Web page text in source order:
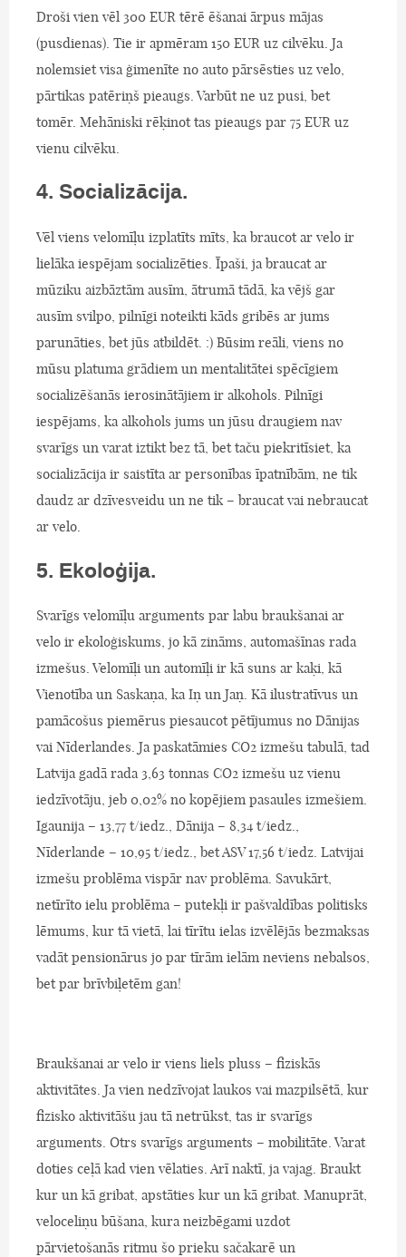
Droši vien vēl 300 EUR tērē ēšanai ārpus mājas
(pusdienas). Tie ir apmēram 150 EUR uz cilvēku. Ja
nolemsiet visa ģimenīte no auto pārsēsties uz velo,
pārtikas patēriņš pieaugs. Varbūt ne uz pusi, bet
tomēr. Mehāniski rēķinot tas pieaugs par 75 EUR uz
vienu cilvēku.
4. Socializācija.
Vēl viens velomīļu izplatīts mīts, ka braucot ar velo ir
lielāka iespējam socializēties. Īpaši, ja braucat ar
mūziku aizbāztām ausīm, ātrumā tādā, ka vējš gar
ausīm svilpo, pilnīgi noteikti kāds gribēs ar jums
parunāties, bet jūs atbildēt. :) Būsim reāli, viens no
mūsu platuma grādiem un mentalitātei spēcīgiem
socializēšanās ierosinātājiem ir alkohols. Pilnīgi
iespējams, ka alkohols jums un jūsu draugiem nav
svarīgs un varat iztikt bez tā, bet taču piekritīsiet, ka
socializācija ir saistīta ar personības īpatnībām, ne tik
daudz ar dzīvesveidu un ne tik – braucat vai nebraucat
ar velo.
5. Ekoloģija.
Svarīgs velomīļu arguments par labu braukšanai ar
velo ir ekoloģiskums, jo kā zināms, automašīnas rada
izmešus. Velomīļi un automīļi ir kā suns ar kaķi, kā
Vienotība un Saskaņa, ka Iņ un Jaņ. Kā ilustratīvus un
pamācošus piemērus piesaucot pētījumus no Dānijas
vai Nīderlandes. Ja paskatāmies CO2 izmešu tabulā, tad
Latvija gadā rada 3,63 tonnas CO2 izmešu uz vienu
iedzīvotāju, jeb 0,02% no kopējiem pasaules izmešiem.
Igaunija – 13,77 t/iedz., Dānija – 8,34 t/iedz.,
Nīderlande – 10,95 t/iedz., bet ASV 17,56 t/iedz. Latvijai
izmešu problēma vispār nav problēma. Savukārt,
netīrīto ielu problēma – putekļi ir pašvaldības politisks
lēmums, kur tā vietā, lai tīrītu ielas izvēlējās bezmaksas
vadāt pensionārus jo par tīrām ielām neviens nebalsos,
bet par brīvbiļetēm gan!
Braukšanai ar velo ir viens liels pluss – fiziskās
aktivitātes. Ja vien nedzīvojat laukos vai mazpilsētā, kur
fizisko aktivitāšu jau tā netrūkst, tas ir svarīgs
arguments. Otrs svarīgs arguments – mobilitāte. Varat
doties ceļā kad vien vēlaties. Arī naktī, ja vajag. Braukt
kur un kā gribat, apstāties kur un kā gribat. Manuprāt,
veloceliņu būšana, kura neizbēgami uzdot
pārvietošanās ritmu šo prieku sačakarē un